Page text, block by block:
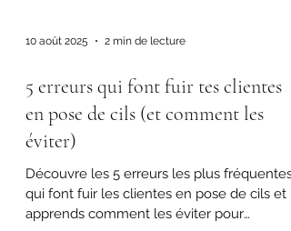
10 août 2025 2 min de lecture
5 erreurs qui font fuir tes clientes